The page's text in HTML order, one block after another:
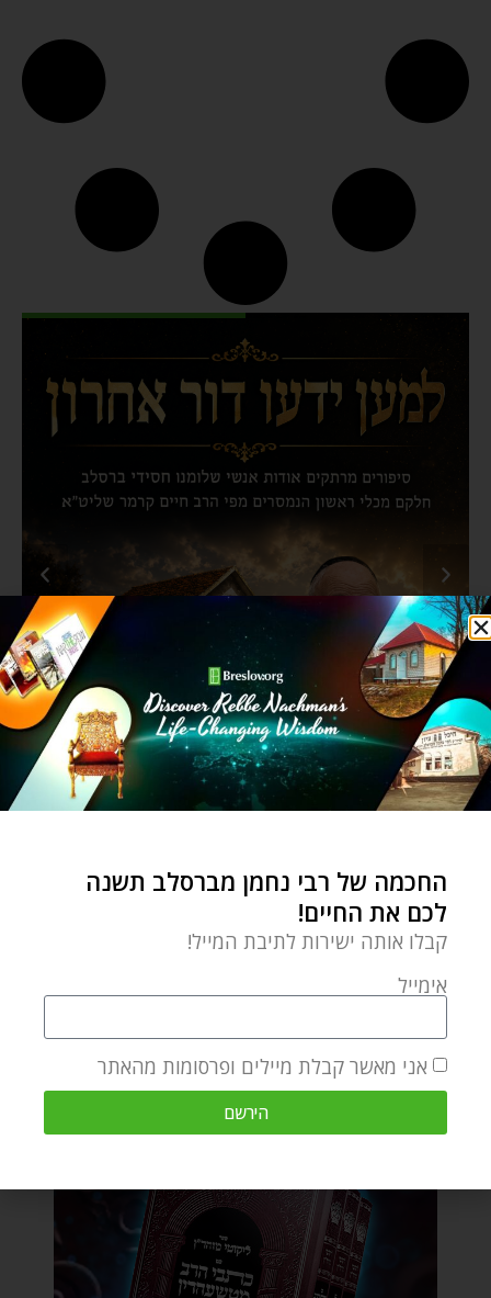
החכמה של רבי נחמן מברסלב תשנה
לכם את החיים!
קבלו אותה ישירות לתיבת המייל!
אימייל
אני מאשר קבלת מיילים ופרסומות מהאתר
הירשם